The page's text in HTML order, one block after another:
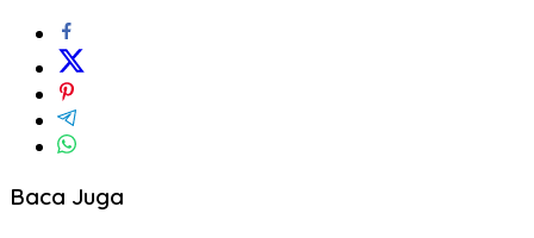
Baca Juga